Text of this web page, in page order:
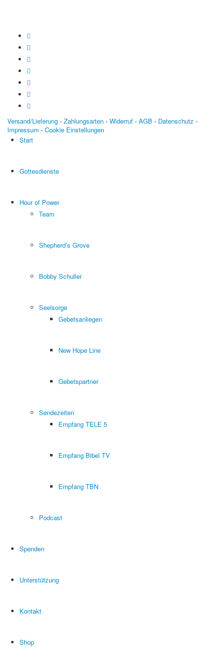
Versand/Lieferung - Zahlungsarten - Widerruf - AGB - Datenschutz -
Impressum - Cookie Einstellungen
Start
Gottesdienste
Hour of Power
Team
Shepherd’s Grove
Bobby Schuller
Seelsorge
Gebetsanliegen
New Hope Line
Gebetspartner
Sendezeiten
Empfang TELE 5
Empfang Bibel TV
Empfang TBN
Podcast
Spenden
Unterstützung
Kontakt
Shop